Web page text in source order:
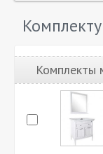
Комплекты